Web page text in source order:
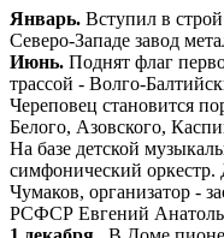
Январь. Вступил в
Северо-Западе завод
Июнь. Поднят флаг
трассой - Волго-
Череповец становится
Белого, Азовского,
На базе детской
симфонический
Чумаков, организатор -
РСФСР Евгений